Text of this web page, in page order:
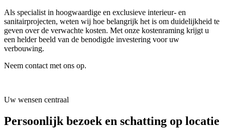
Als specialist in hoogwaardige en exclusieve interieur- en
sanitairprojecten, weten wij hoe belangrijk het is om duidelijkheid te
geven over de verwachte kosten. Met onze kostenraming krijgt u
een helder beeld van de benodigde investering voor uw
verbouwing.
Neem contact met ons op.
Uw wensen centraal
Persoonlijk bezoek en schatting op locatie